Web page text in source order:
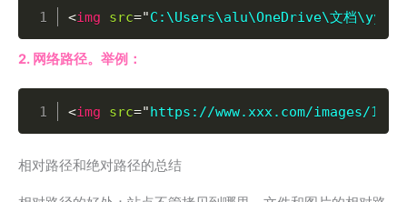
<img src="C:\Users\alu\OneDrive\文档Copy
2. 网络路径。举例：
<img src="https://www.xxx.com/images/Copy
相对路径和绝对路径的总结